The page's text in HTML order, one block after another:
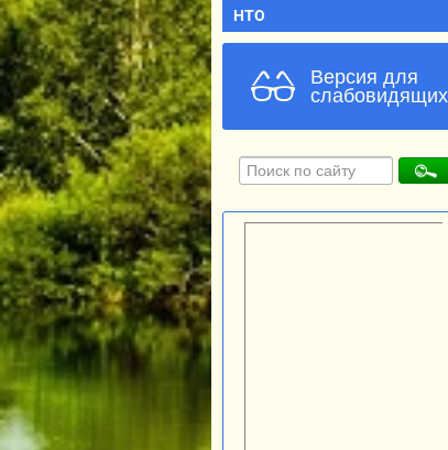
НТО
Версия для
слабовидящих